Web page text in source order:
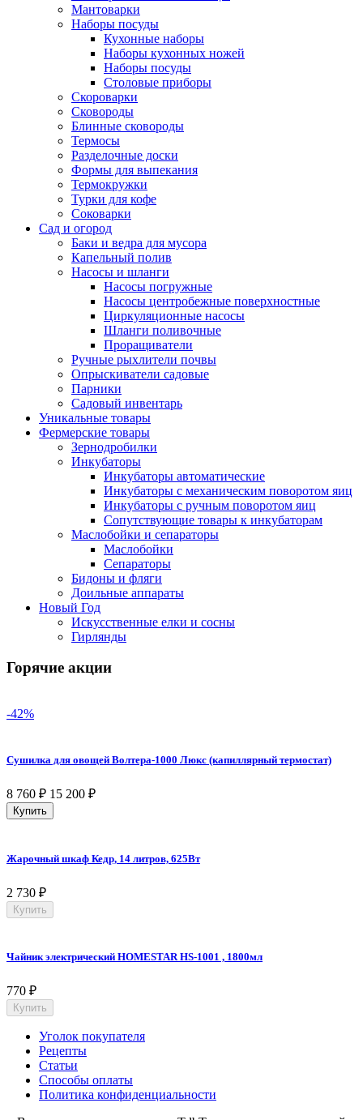
Мантоварки
Наборы посуды
Кухонные наборы
Наборы кухонных ножей
Наборы посуды
Столовые приборы
Скороварки
Сковороды
Блинные сковороды
Термосы
Разделочные доски
Формы для выпекания
Термокружки
Турки для кофе
Соковарки
Сад и огород
Баки и ведра для мусора
Капельный полив
Насосы и шланги
Насосы погружные
Насосы центробежные поверхностные
Циркуляционные насосы
Шланги поливочные
Проращиватели
Ручные рыхлители почвы
Опрыскиватели садовые
Парники
Садовый инвентарь
Уникальные товары
Фермерские товары
Зернодробилки
Инкубаторы
Инкубаторы автоматические
Инкубаторы с механическим поворотом яиц
Инкубаторы с ручным поворотом яиц
Сопутствующие товары к инкубаторам
Маслобойки и сепараторы
Маслобойки
Сепараторы
Бидоны и фляги
Доильные аппараты
Новый Год
Искусственные елки и сосны
Гирлянды
Горячие акции
-42%
Сушилка для овощей Волтера-1000 Люкс (капиллярный термостат)
8 760 ₽ 15 200 ₽
Купить
Жарочный шкаф Кедр, 14 литров, 625Вт
2 730 ₽
Купить
Чайник электрический HOMESTAR HS-1001 , 1800мл
770 ₽
Купить
Уголок покупателя
Рецепты
Статьи
Способы оплаты
Политика конфиденциальности